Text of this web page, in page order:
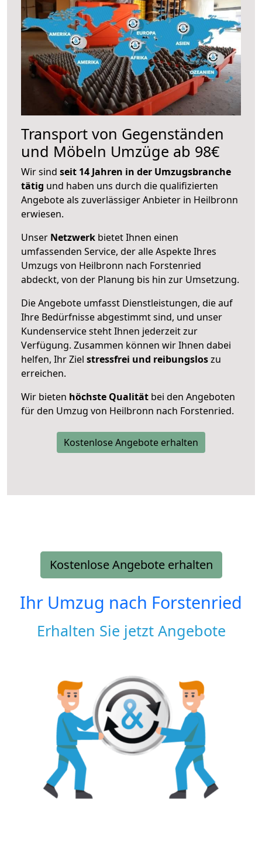
Transport von Gegenständen
und Möbeln Umzüge ab 98€
Wir sind seit 14 Jahren in der Umzugsbranche
tätig und haben uns durch die qualifizierten
Angebote als zuverlässiger Anbieter in Heilbronn
erwiesen.
Unser Netzwerk bietet Ihnen einen
umfassenden Service, der alle Aspekte Ihres
Umzugs von Heilbronn nach Forstenried
abdeckt, von der Planung bis hin zur Umsetzung.
Die Angebote umfasst Dienstleistungen, die auf
Ihre Bedürfnisse abgestimmt sind, und unser
Kundenservice steht Ihnen jederzeit zur
Verfügung. Zusammen können wir Ihnen dabei
helfen, Ihr Ziel stressfrei und reibungsloszu
erreichen.
Wir bieten höchste Qualität bei den Angeboten
für den Umzug von Heilbronn nach Forstenried.
Kostenlose Angebote erhalten
Kostenlose Angebote erhalten
Ihr Umzug nach Forstenried
Erhalten Sie jetzt Angebote